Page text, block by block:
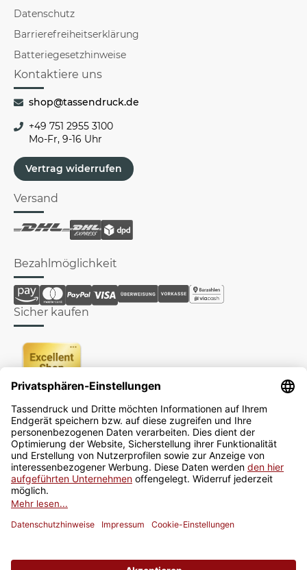
Datenschutz
Barrierefreiheitserklärung
Batteriegesetzhinweise
Kontaktiere uns
shop@tassendruck.de
+49 751 2955 3100
Mo-Fr, 9-16 Uhr
Vertrag widerrufen
Versand
Bezahlmöglichkeit
Sicher kaufen
Newsletter